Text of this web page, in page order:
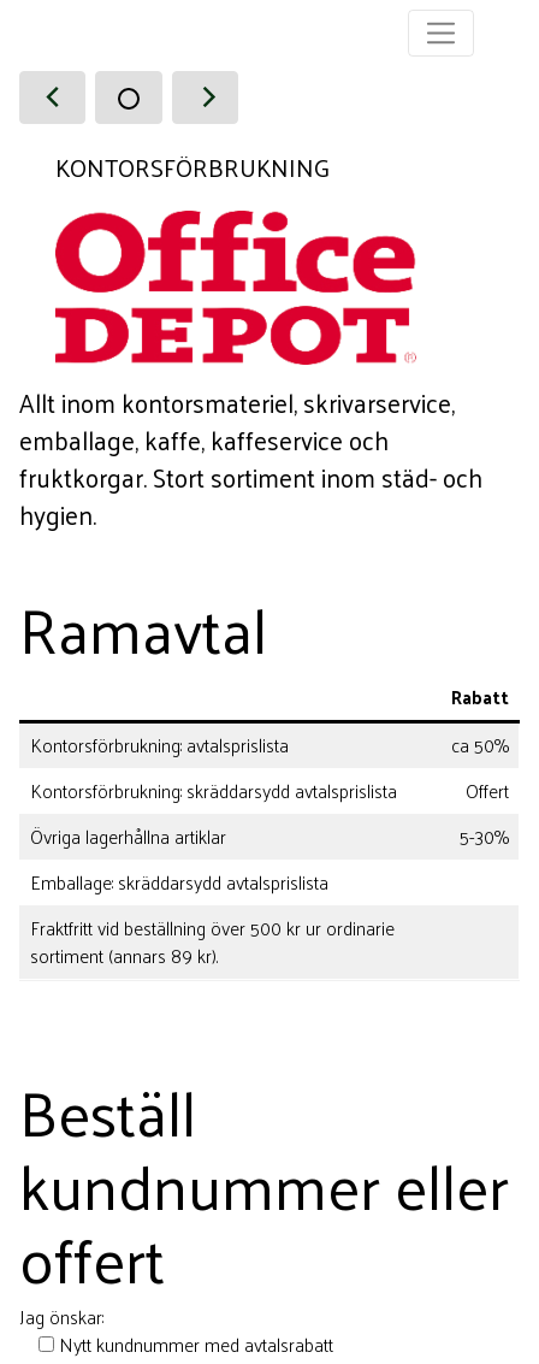
KONTORSFÖRBRUKNING
Allt inom kontorsmateriel, skrivarservice,
emballage, kaffe, kaffeservice och
fruktkorgar. Stort sortiment inom städ- och
hygien.
Ramavtal
Rabatt
Kontorsförbrukning: avtalsprislista
ca 50%
Kontorsförbrukning: skräddarsydd avtalsprislista
Offert
Övriga lagerhållna artiklar
5-30%
Emballage: skräddarsydd avtalsprislista
Fraktfritt vid beställning över 500 kr ur ordinarie
sortiment (annars 89 kr).
Beställ
kundnummer eller
offert
Jag önskar:
Nytt kundnummer med avtalsrabatt